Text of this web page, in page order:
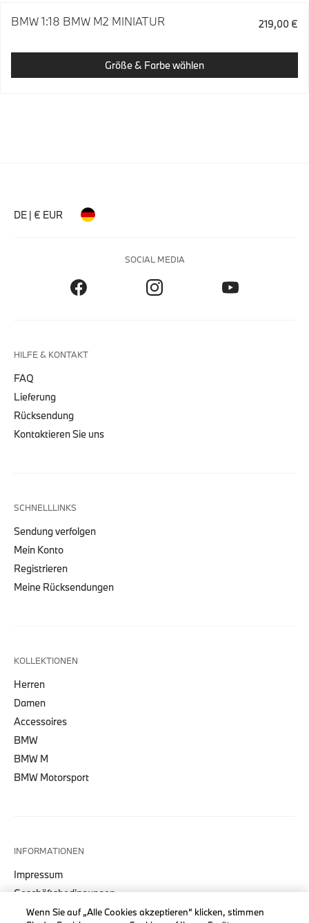
BMW 1:18 BMW M2 MINIATUR 219,00 €
Größe & Farbe wählen
DE | € EUR
SOCIAL MEDIA
HILFE & KONTAKT
FAQ
Lieferung
Rücksendung
Kontaktieren Sie uns
SCHNELLLINKS
Sendung verfolgen
Mein Konto
Registrieren
Meine Rücksendungen
KOLLEKTIONEN
Herren
Damen
Accessoires
BMW
BMW M
BMW Motorsport
INFORMATIONEN
Impressum
Geschäftsbedingungen
Datenschutz
Wenn Sie auf „Alle Cookies akzeptieren“ klicken, stimmen